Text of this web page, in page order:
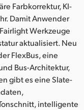
Farbkorrektur, KI-
Damit Anwender
Werkzeuge
aktualisiert. Neu
FlexBus, eine
Bus-Architektur,
gibt es eine Slate-
intelligente